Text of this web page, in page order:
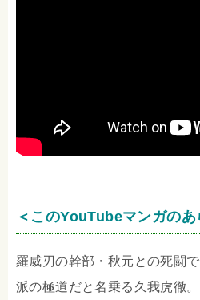
＜このYouTubeマンガのあ
羅威刃の幹部・秋元との死闘
派の極道だと名乗る久我虎徹